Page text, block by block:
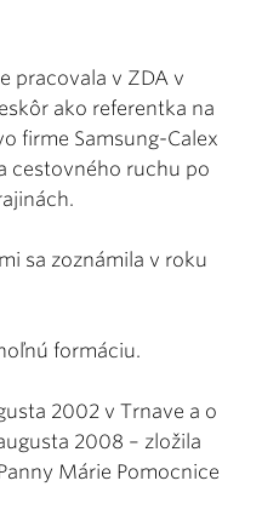
pracovala v ZDA v
ako referentka na
firme Samsung-Calex
cestovného ruchu po
sa zoznámila v roku
formáciu.
2002 v Trnave a o
2008 – zložila
Márie Pomocnice